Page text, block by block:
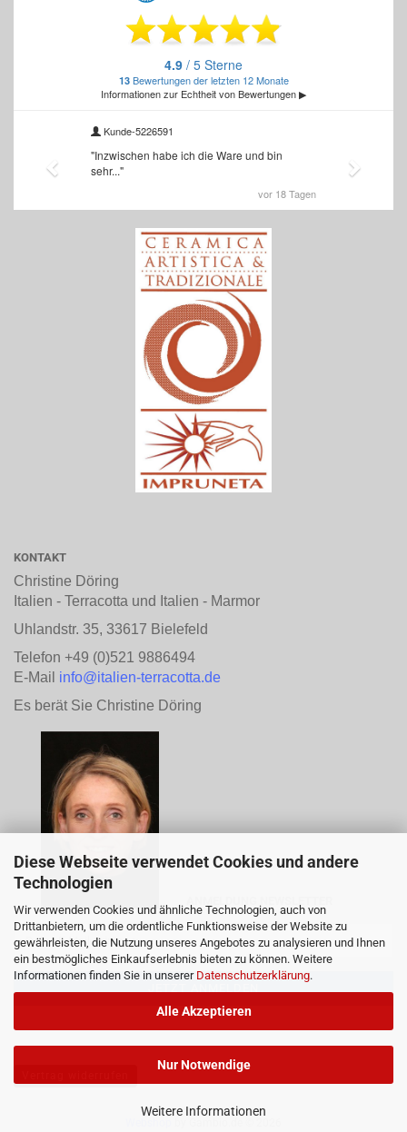
Diese Webseite verwendet Cookies und andere
Technologien
Wir verwenden Cookies und ähnliche Technologien, auch von
Drittanbietern, um die ordentliche Funktionsweise der Website zu
gewährleisten, die Nutzung unseres Angebotes zu analysieren und Ihnen
ein bestmögliches Einkaufserlebnis bieten zu können. Weitere
Informationen finden Sie in unserer Datenschutzerklärung.
Alle Akzeptieren
Nur Notwendige
Weitere Informationen
KONTAKT
Christine Döring
Italien - Terracotta und Italien - Marmor
Uhlandstr. 35, 33617 Bielefeld
Telefon +49 (0)521 9886494
E-Mail info@italien-terracotta.de
Es berät Sie Christine Döring